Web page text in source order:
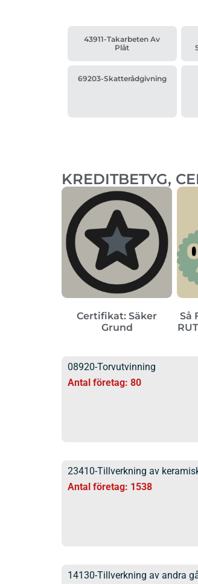
43911-Takarbeten Av
Plåt
69203-Skatterådgivning
KREDITBETYG,
Certifikat: Säker
Grund
Så
08920-Torvutvinning
Antal företag: 80
23410-Tillverkning av
Antal företag: 1538
14130-Tillverkning av andra